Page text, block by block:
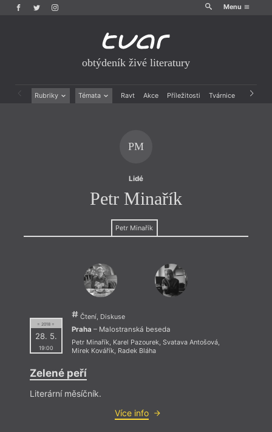
Menu
obtýdeník živé literatury
Rubriky Témata Ravt Akce Příležitosti Tvárnice Archiv
PM
Lidé
Petr Minařík
Petr Minařík
= 2018 =
28. 5.
19:00
Čtení, Diskuse
Praha – Malostranská beseda
Petr Minařík, Karel Pazourek, Svatava Antošová,
Mirek Kovářík, Radek Bláha
Zelené peří
Literární měsíčník.
Více info